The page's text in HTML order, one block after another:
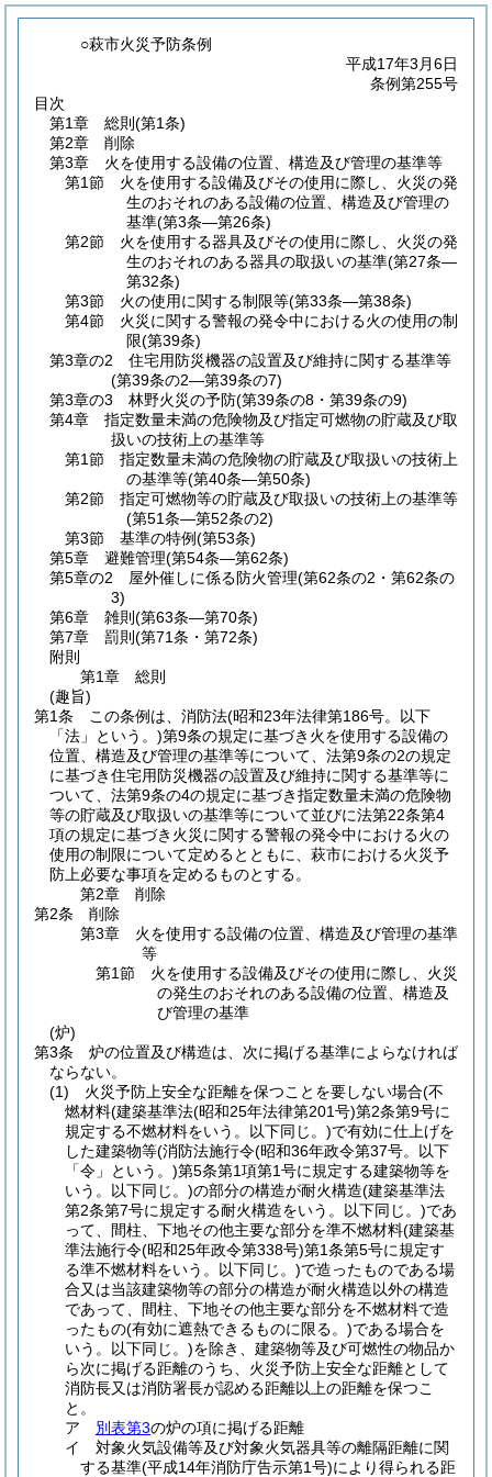
○萩市火災予防条例
平成17年3月6日
条例第255号
目次
第1章
総則 (第1条)
第2章
削除
第3章
火を使用する設備の位置、構造及び管理の基準等
第1節
火を使用する設備及びその使用に際し、火災の発
生のおそれのある設備の位置、構造及び管理の
基準(第3条―第26条)
第2節
火を使用する器具及びその使用に際し、火災の発
生のおそれのある器具の取扱いの基準(第27条―
第32条)
第3節
火の使用に関する制限等(第33条―第38条)
第4節
火災に関する警報の発令中における火の使用の制
限(第39条)
第3章の2
住宅用防災機器の設置及び維持に関する基準等
(第39条の2―第39条の7)
第3章の3
林野火災の予防(第39条の8・第39条の9)
第4章
指定数量未満の危険物及び指定可燃物の貯蔵及び取
扱いの技術上の基準等
第1節
指定数量未満の危険物の貯蔵及び取扱いの技術上
の基準等(第40条―第50条)
第2節
指定可燃物等の貯蔵及び取扱いの技術上の基準等
(第51条―第52条の2)
第3節
基準の特例(第53条)
第5章
避難管理(第54条―第62条)
第5章の2
屋外催しに係る防火管理(第62条の2・第62条の
3)
第6章
雑則 (第63条―第70条)
第7章
罰則 (第71条・第72条)
附則
第1章
総則
(趣旨)
第1条
この条例は、消防法(昭和23年法律第186号。以下
「法」という。)第9条の規定に基づき火を使用する設備の
位置、構造及び管理の基準等について、法第9条の2の規定
に基づき住宅用防災機器の設置及び維持に関する基準等に
ついて、法第9条の4の規定に基づき指定数量未満の危険物
等の貯蔵及び取扱いの基準等について並びに法第22条第4
項の規定に基づき火災に関する警報の発令中における火の
使用の制限について定めるとともに、萩市における火災予
防上必要な事項を定めるものとする。
第2章
削除
第2条
削除
第3章
火を使用する設備の位置、構造及び管理の基準
等
第1節
火を使用する設備及びその使用に際し、火災
の発生のおそれのある設備の位置、構造及
び管理の基準
(炉)
第3条
炉の位置及び構造は、次に掲げる基準によらなければ
ならない。
(1)
火災予防上安全な距離を保つことを要しない場合(不
燃材料(建築基準法(昭和25年法律第201号)第2条第9号に
規定する不燃材料をいう。以下同じ。)で有効に仕上げを
した建築物等(消防法施行令(昭和36年政令第37号。以下
「令」という。)第5条第1項第1号に規定する建築物等を
いう。以下同じ。)の部分の構造が耐火構造(建築基準法
第2条第7号に規定する耐火構造をいう。以下同じ。)であ
って、間柱、下地その他主要な部分を準不燃材料(建築基
準法施行令(昭和25年政令第338号)第1条第5号に規定す
る準不燃材料をいう。以下同じ。)で造ったものである場
合又は当該建築物等の部分の構造が耐火構造以外の構造
であって、間柱、下地その他主要な部分を不燃材料で造
ったもの(有効に遮熱できるものに限る。)である場合を
いう。以下同じ。)を除き、建築物等及び可燃性の物品か
ら次に掲げる距離のうち、火災予防上安全な距離として
消防長又は消防署長が認める距離以上の距離を保つこ
と。
ア
別表第3の炉の項に掲げる距離
イ
対象火気設備等及び対象火気器具等の離隔距離に関
する基準(平成14年消防庁告示第1号)により得られる距